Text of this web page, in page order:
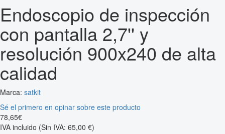
Endoscopio de inspección
con pantalla 2,7'' y
resolución 900x240 de alta
calidad
Marca: satkit
Sé el primero en opinar sobre este producto
78,65€
IVA incluido (Sin IVA: 65,00 €)